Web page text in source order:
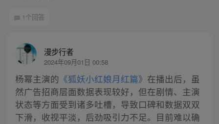
1个回答
漫步行者
2024年09月01日 00:58
杨幂主演的 《狐妖小红娘月红篇》 在播出后，虽
然广告招商层面数据表现较好，但在剧情、主演
状态等方面受到诸多吐槽，导致口碑和数据双双
下滑，收视平淡，后劲吸引力不足。目前难以确